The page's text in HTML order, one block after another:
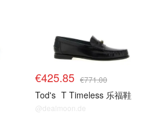
€425.85 €771.00
Tod's T Timeless 乐福鞋
@dealmoon.de